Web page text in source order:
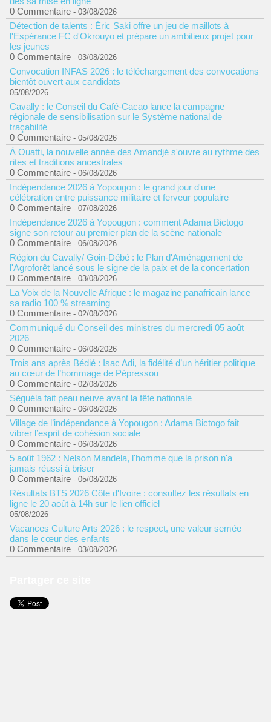
0 Commentaire - 03/08/2026
Détection de talents : Éric Saki offre un jeu de maillots à
l'Espérance FC d'Okrouyo et prépare un ambitieux projet pour
les jeunes
0 Commentaire - 03/08/2026
Convocation INFAS 2026 : le téléchargement des convocations
bientôt ouvert aux candidats
05/08/2026
Cavally : le Conseil du Café-Cacao lance la campagne
régionale de sensibilisation sur le Système national de
traçabilité
0 Commentaire - 05/08/2026
À Ouatti, la nouvelle année des Amandjé s'ouvre au rythme des
rites et traditions ancestrales
0 Commentaire - 06/08/2026
Indépendance 2026 à Yopougon : le grand jour d'une
célébration entre puissance militaire et ferveur populaire
0 Commentaire - 07/08/2026
Indépendance 2026 à Yopougon : comment Adama Bictogo
signe son retour au premier plan de la scène nationale
0 Commentaire - 06/08/2026
Région du Cavally/ Goin-Débé : le Plan d'Aménagement de
l'Agroforêt lancé sous le signe de la paix et de la concertation
0 Commentaire - 03/08/2026
La Voix de la Nouvelle Afrique : le magazine panafricain lance
sa radio 100 % streaming
0 Commentaire - 02/08/2026
Communiqué du Conseil des ministres du mercredi 05 août
2026
0 Commentaire - 06/08/2026
Trois ans après Bédié : Isac Adi, la fidélité d’un héritier politique
au cœur de l’hommage de Pépressou
0 Commentaire - 02/08/2026
Séguéla fait peau neuve avant la fête nationale
0 Commentaire - 06/08/2026
Village de l’indépendance à Yopougon : Adama Bictogo fait
vibrer l’esprit de cohésion sociale
0 Commentaire - 06/08/2026
5 août 1962 : Nelson Mandela, l'homme que la prison n'a
jamais réussi à briser
0 Commentaire - 05/08/2026
Résultats BTS 2026 Côte d'Ivoire : consultez les résultats en
ligne le 20 août à 14h sur le lien officiel
05/08/2026
Vacances Culture Arts 2026 : le respect, une valeur semée
dans le cœur des enfants
0 Commentaire - 03/08/2026